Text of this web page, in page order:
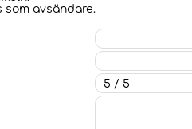
som avsändare.